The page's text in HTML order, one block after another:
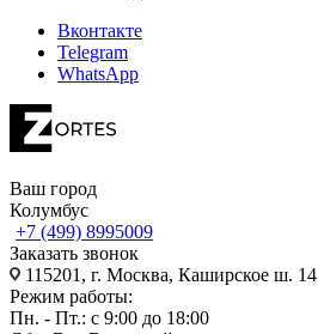
Вконтакте
Telegram
WhatsApp
Ваш город
Колумбус
+7 (499) 8995009
Заказать звонок
115201, г. Москва, Каширское ш. 14
Режим работы:
Пн. - Пт.: с 9:00 до 18:00